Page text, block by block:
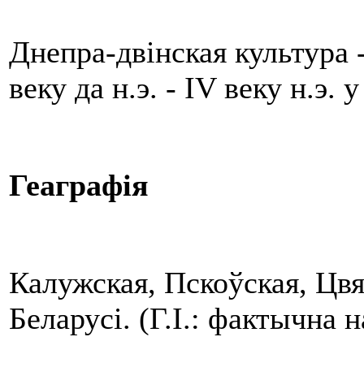
Днепра-двінская
веку да н.э. - IV веку н.э.
Геаграфія
Калужская, Пскоўская,
Беларусі. (Г.І.: фактычна